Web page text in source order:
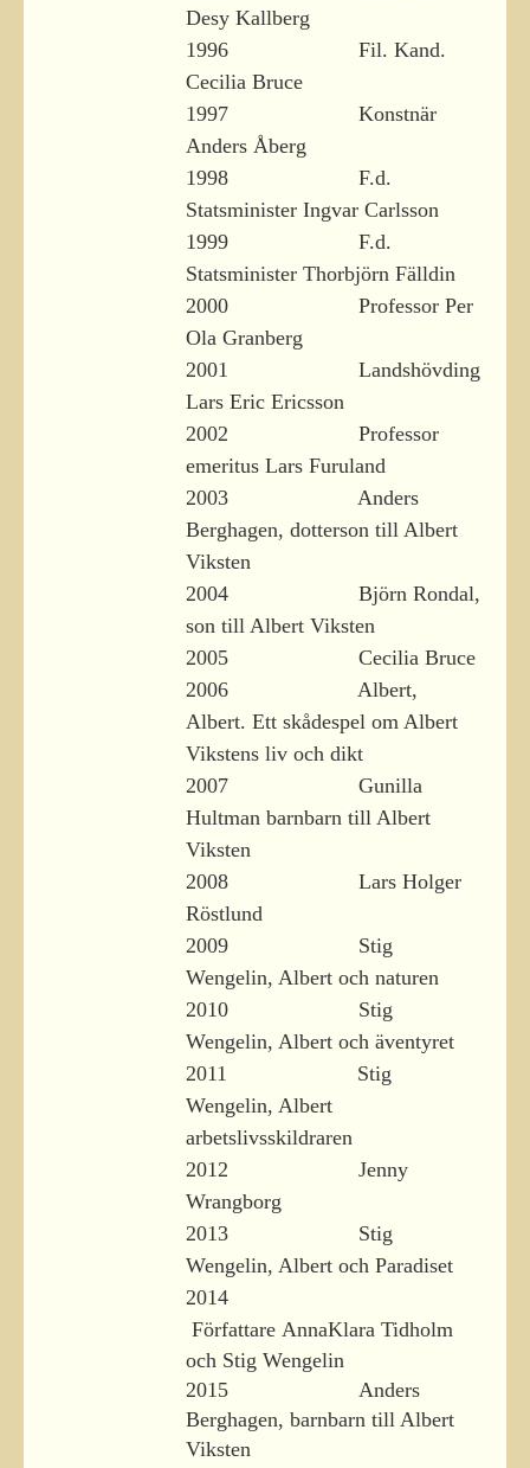
Desy Kallberg
1996 Fil. Kand.
Cecilia Bruce
1997 Konstnär
Anders Åberg
1998 F.d.
Statsminister Ingvar Carlsson
1999 F.d.
Statsminister Thorbjörn Fälldin
2000 Professor Per
Ola Granberg
2001 Landshövding
Lars Eric Ericsson
2002 Professor
emeritus Lars Furuland
2003 Anders
Berghagen, dotterson till Albert
Viksten
2004 Björn Rondal,
son till Albert Viksten
2005 Cecilia Bruce
2006 Albert,
Albert. Ett skådespel om Albert
Vikstens liv och dikt
2007 Gunilla
Hultman barnbarn till Albert
Viksten
2008 Lars Holger
Röstlund
2009 Stig
Wengelin, Albert och naturen
2010 Stig
Wengelin, Albert och äventyret
2011 Stig
Wengelin, Albert
arbetslivsskildraren
2012 Jenny
Wrangborg
2013 Stig
Wengelin, Albert och Paradiset
2014
FörfattareAnnaKlara Tidholm
och Stig Wengelin
2015 Anders
Berghagen, barnbarn till Albert
Viksten